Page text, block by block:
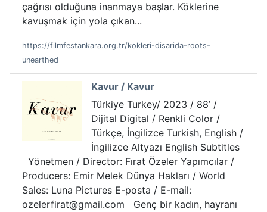
çağrısı olduğuna inanmaya başlar. Köklerine
kavuşmak için yola çıkan...
https://filmfestankara.org.tr/kokleri-disarida-roots-
unearthed
Kavur / Kavur
Türkiye Turkey/ 2023 / 88’ /
Dijital Digital / Renkli Color /
Türkçe, İngilizce Turkish, English /
İngilizce Altyazı English Subtitles
Yönetmen / Director: Fırat Özeler Yapımcılar /
Producers: Emir Melek Dünya Hakları / World
Sales: Luna Pictures E-posta / E-mail:
ozelerfirat@gmail.com Genç bir kadın, hayranı